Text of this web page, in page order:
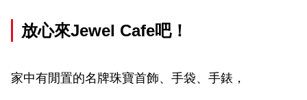
放心來Jewel Cafe吧！
家中有閒置的名牌珠寶首飾、手袋、手錶，